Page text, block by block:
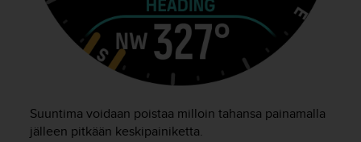
Suuntima voidaan poistaa milloin tahansa painamalla
jälleen pitkään keskipainiketta.